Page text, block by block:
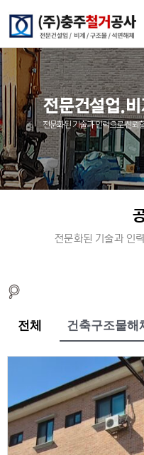
전문건설업.
전문화된 기술과 인력으로 신뢰
전문화된 기술과 인
전체 건축구조물해